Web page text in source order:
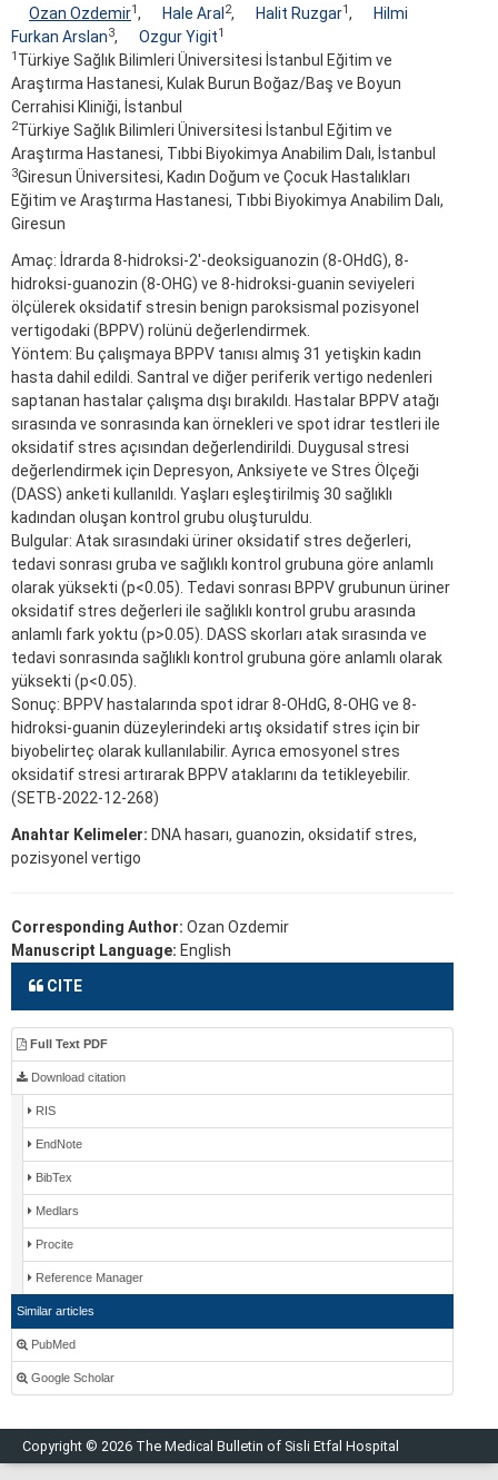
Ozan Ozdemir1, Hale Aral 2, Halit Ruzgar1,
Hilmi
Furkan Arslan3, Ozgur Yigit1
1 Türkiye Sağlık Bilimleri Üniversitesi İstanbul Eğitim ve
Araştırma Hastanesi, Kulak Burun Boğaz/Baş ve Boyun
Cerrahisi Kliniği, İstanbul
2Türkiye Sağlık Bilimleri Üniversitesi İstanbul Eğitim ve
Araştırma Hastanesi, Tıbbi Biyokimya Anabilim Dalı, İstanbul
3Giresun Üniversitesi, Kadın Doğum ve Çocuk Hastalıkları
Eğitim ve Araştırma Hastanesi, Tıbbi Biyokimya Anabilim Dalı,
Giresun
Amaç: İdrarda 8-hidroksi-2'-deoksiguanozin (8-OHdG), 8-
hidroksi-guanozin (8-OHG) ve 8-hidroksi-guanin seviyeleri
ölçülerek oksidatif stresin benign paroksismal pozisyonel
vertigodaki (BPPV) rolünü değerlendirmek.
Yöntem: Bu çalışmaya BPPV tanısı almış 31 yetişkin kadın
hasta dahil edildi. Santral ve diğer periferik vertigo nedenleri
saptanan hastalar çalışma dışı bırakıldı. Hastalar BPPV atağı
sırasında ve sonrasında kan örnekleri ve spot idrar testleri ile
oksidatif stres açısından değerlendirildi. Duygusal stresi
değerlendirmek için Depresyon, Anksiyete ve Stres Ölçeği
(DASS) anketi kullanıldı. Yaşları eşleştirilmiş 30 sağlıklı
kadından oluşan kontrol grubu oluşturuldu.
Bulgular: Atak sırasındaki üriner oksidatif stres değerleri,
tedavi sonrası gruba ve sağlıklı kontrol grubuna göre anlamlı
olarak yüksekti (p<0.05). Tedavi sonrası BPPV grubunun üriner
oksidatif stres değerleri ile sağlıklı kontrol grubu arasında
anlamlı fark yoktu (p>0.05). DASS skorları atak sırasında ve
tedavi sonrasında sağlıklı kontrol grubuna göre anlamlı olarak
yüksekti (p<0.05).
Sonuç: BPPV hastalarında spot idrar 8-OHdG, 8-OHG ve 8-
hidroksi-guanin düzeylerindeki artış oksidatif stres için bir
biyobelirteç olarak kullanılabilir. Ayrıca emosyonel stres
oksidatif stresi artırarak BPPV ataklarını da tetikleyebilir.
(SETB-2022-12-268)
Anahtar Kelimeler: DNA hasarı, guanozin, oksidatif stres,
pozisyonel vertigo
Corresponding Author: Ozan Ozdemir
Manuscript Language: English
CITE
Full Text PDF
Download citation
RIS
EndNote
BibTex
Medlars
Procite
Reference Manager
Similar articles
PubMed
Google Scholar
Copyright © 2026 The Medical Bulletin of Sisli Etfal Hospital